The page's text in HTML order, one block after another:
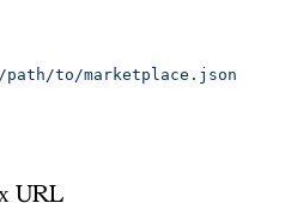
to/marketplace.json
URL